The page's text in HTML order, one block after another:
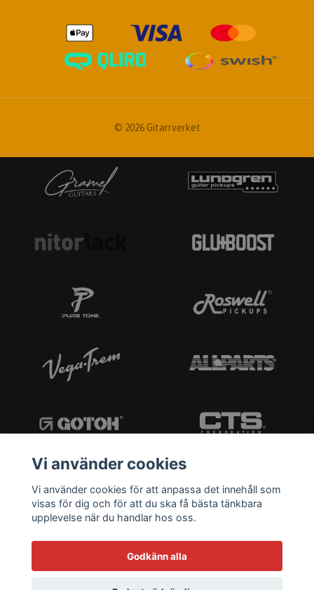
© 2026 Gitarrverket
Vi använder cookies
Vi använder cookies för att anpassa det innehåll som
visas för dig och för att du ska få bästa tänkbara
upplevelse när du handlar hos oss.
Godkänn alla